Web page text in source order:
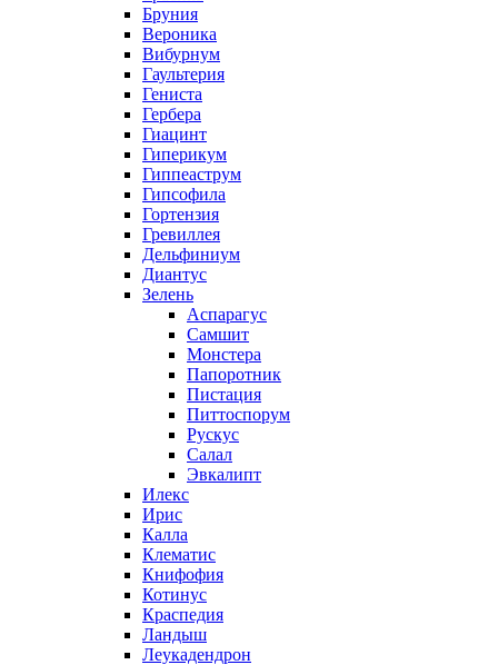
Бруния
Вероника
Вибурнум
Гаультерия
Гениста
Гербера
Гиацинт
Гиперикум
Гиппеаструм
Гипсофила
Гортензия
Гревиллея
Дельфиниум
Диантус
Зелень
Аспарагус
Самшит
Монстера
Папоротник
Пистация
Питтоспорум
Рускус
Салал
Эвкалипт
Илекс
Ирис
Калла
Клематис
Книфофия
Котинус
Краспедия
Ландыш
Леукадендрон